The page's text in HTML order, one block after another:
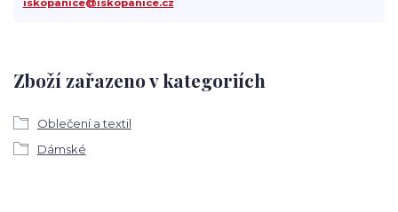
Zboží zařazeno v kategoriích
Oblečení a textil
Dámské